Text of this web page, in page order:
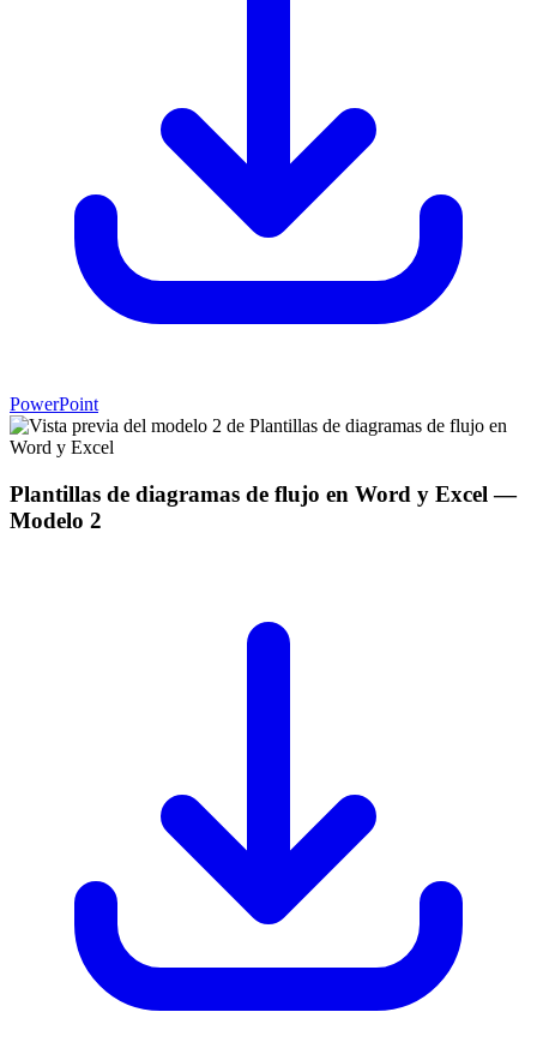
PowerPoint
Plantillas de diagramas de flujo en Word y Excel —
Modelo 2